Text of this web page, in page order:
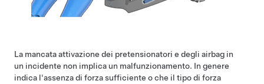
La mancata attivazione dei pretensionatori e degli airbag in
un incidente non implica un malfunzionamento. In genere
indica l'assenza di forza sufficiente o che il tipo di forza